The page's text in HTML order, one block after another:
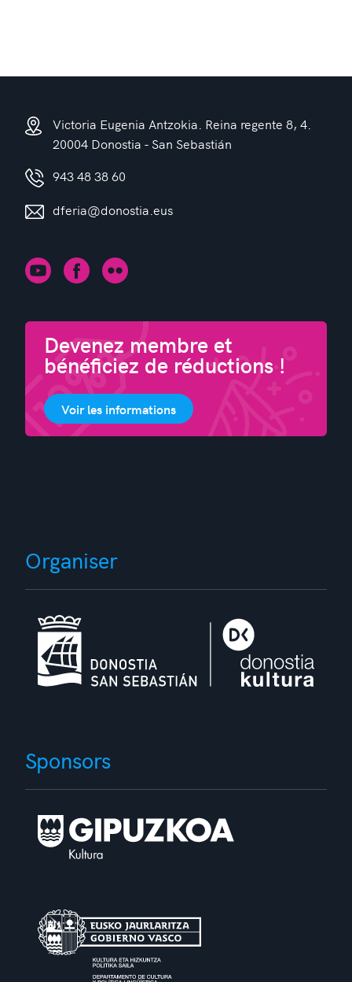
Victoria Eugenia Antzokia. Reina regente 8, 4.
20004 Donostia - San Sebastián
943 48 38 60
dferia@donostia.eus
Devenez membre et
bénéficiez de réductions !
Voir les informations
Organiser
Sponsors